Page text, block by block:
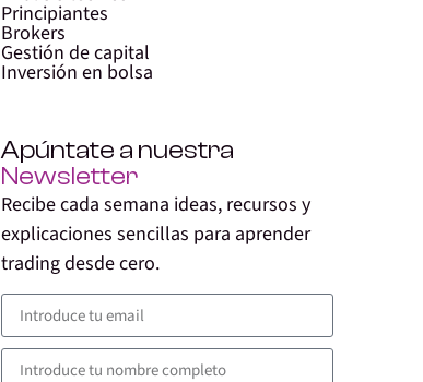
Principiantes
Brokers
Gestión de capital
Inversión en bolsa
Apúntate a nuestra
Newsletter
Recibe cada semana ideas, recursos y
explicaciones sencillas para aprender
trading desde cero.